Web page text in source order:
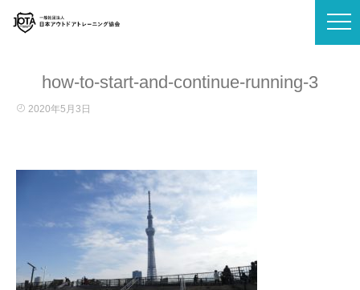
how-to-start-and-continue-running-3
2020年5月3日